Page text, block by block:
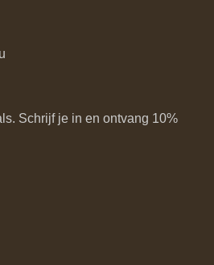
Schrijf je in en ontvang 10%